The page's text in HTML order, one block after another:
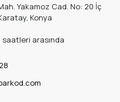
Yakamoz Cad. No: 20 İç
Konya
arasında